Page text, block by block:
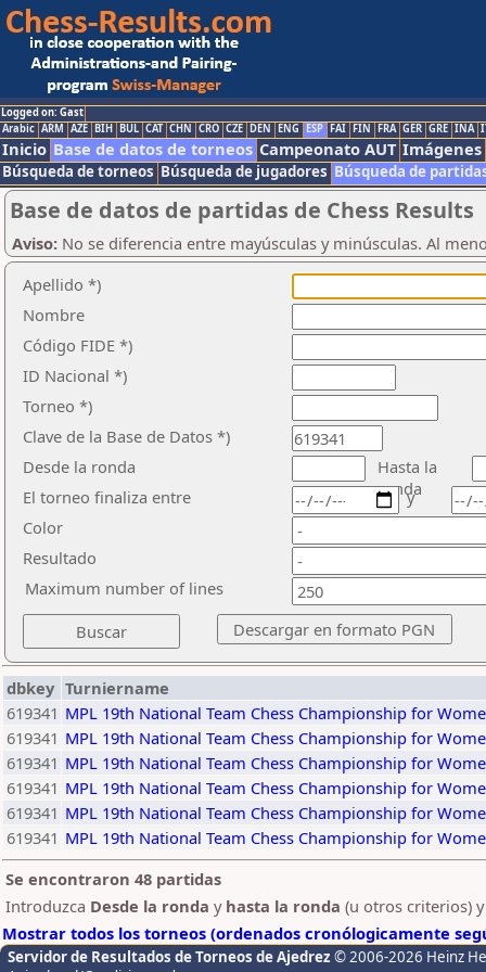
Logged on: Gast
Arabic ARM AZE BIH BUL CAT CHN CRO CZE DEN ENG ESP FAI FIN FRA GER GRE INA
Inicio Base de datos de torneos Campeonato AUT Imágenes
Búsqueda de torneos Búsqueda de jugadores Búsqueda de
Base de datos de partidas de Chess Results
Aviso: No se diferencia entre mayúsculas y minúsculas. Al
Apellido *)
Nombre
Código FIDE *)
ID Nacional *)
Torneo *)
Clave de la Base de Datos *)
Desde la ronda
Hasta la
ronda
El torneo finaliza entre
Color
Resultado
y
Maximum number of lines
dbkey Turniername
619341 MPL 19th National Team Chess Championship for
619341 MPL 19th National Team Chess Championship for
619341 MPL 19th National Team Chess Championship for
619341 MPL 19th National Team Chess Championship for
619341 MPL 19th National Team Chess Championship for
619341 MPL 19th National Team Chess Championship for
Se encontraron 48 partidas
Introduzca Desde la ronda y hasta la ronda (u otros criterios)
Mostrar todos los torneos (ordenados cronólogicamente
Servidor de Resultados de Torneos de Ajedrez © 2006-2026 Heinz